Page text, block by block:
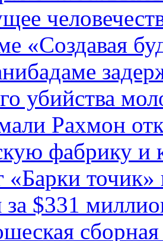
«Создавая
убийства
Рахмон
фабрику и
«Барки
за $331